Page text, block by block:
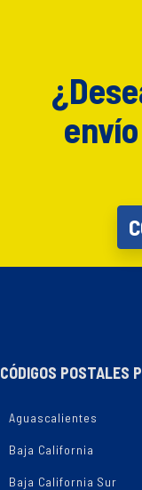
CÓDIGOS POSTALES
Aguascalientes
Baja California
Baja California Sur